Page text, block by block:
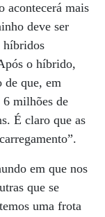
acontecerá mais
deve ser
híbridos
o híbrido,
de que, em
6 milhões de
É claro que as
em que nos
que se
uma frota